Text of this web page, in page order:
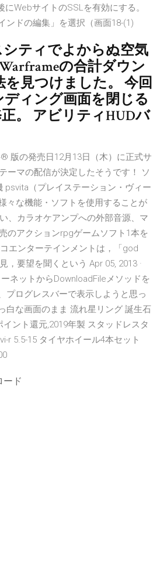
WebサイトのSSLを有効にする。
ンドの編集」を選択（画面18-(1)
シティでよからぬ空気
の合計ダウン
を見つけました。 今回
ィング画面を閉じる
。 アビリティHUDバ
版の発売日12月13日（木）に正式サ
ーマの配信が決定したそうです！ ソ
psvita（プレイステーション・ヴィー
々な機能・ソフトを使用することが
、カラオケアンプへの外部音源、マ
のアクションrpgゲームソフト1本を
エンターテインメントは，「god
要望を聞くという Apr 05, 2013 ·
ネットからDownloadFileメソッドを
プログレスバーで表示しようと思っ
白な画面のまま 流れ星リング 誕生石
ント還元,2019年製 スタッドレスタ
r 5.5-15 タイヤホイール4本セット
ード